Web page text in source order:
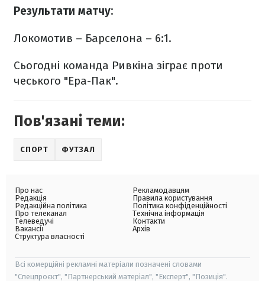
Результати матчу:
Локомотив – Барселона – 6:1.
Сьогодні команда Ривкіна зіграє проти
чеського "Ера-Пак".
Пов'язані теми:
СПОРТ ФУТЗАЛ
Про нас
Редакція
Редакційна політика
Про телеканал
Телеведучі
Вакансії
Структура власності
Рекламодавцям
Правила користування
Політика конфіденційності
Технічна інформація
Контакти
Архів
Всі комерційні рекламні матеріали позначені словами
"Спецпроєкт", "Партнерський матеріал", "Експерт", "Позиція".